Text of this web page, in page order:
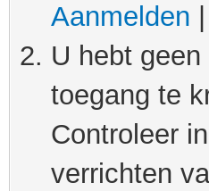
Aanmelden
U hebt
toegang te
Controleer
verrichten